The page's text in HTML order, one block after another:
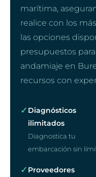
marítima,
realice con los
las opciones
presupuestos
andamiaje en
recursos con
✓ Diagnósticos
ilimitados
Diagnostica tu
embarcación sin
✓ Proveedores